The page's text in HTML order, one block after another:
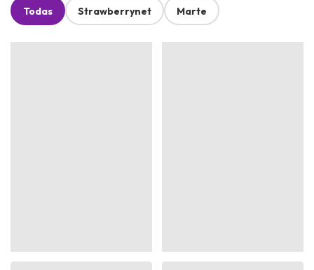
Todas Strawberrynet Marte